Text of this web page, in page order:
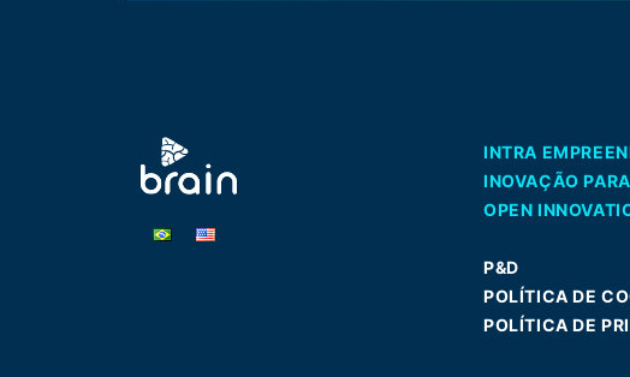
INTRA
INOVAÇÃO
OPEN
P&D
POLÍTICA DE
POLÍTICA DE